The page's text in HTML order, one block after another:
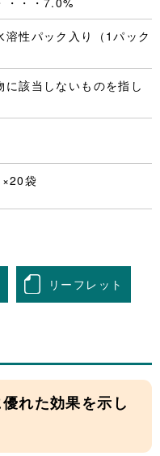
性パック入り（1パック
に該当しないものを指し
×20袋
リーフレット
れた効果を示し